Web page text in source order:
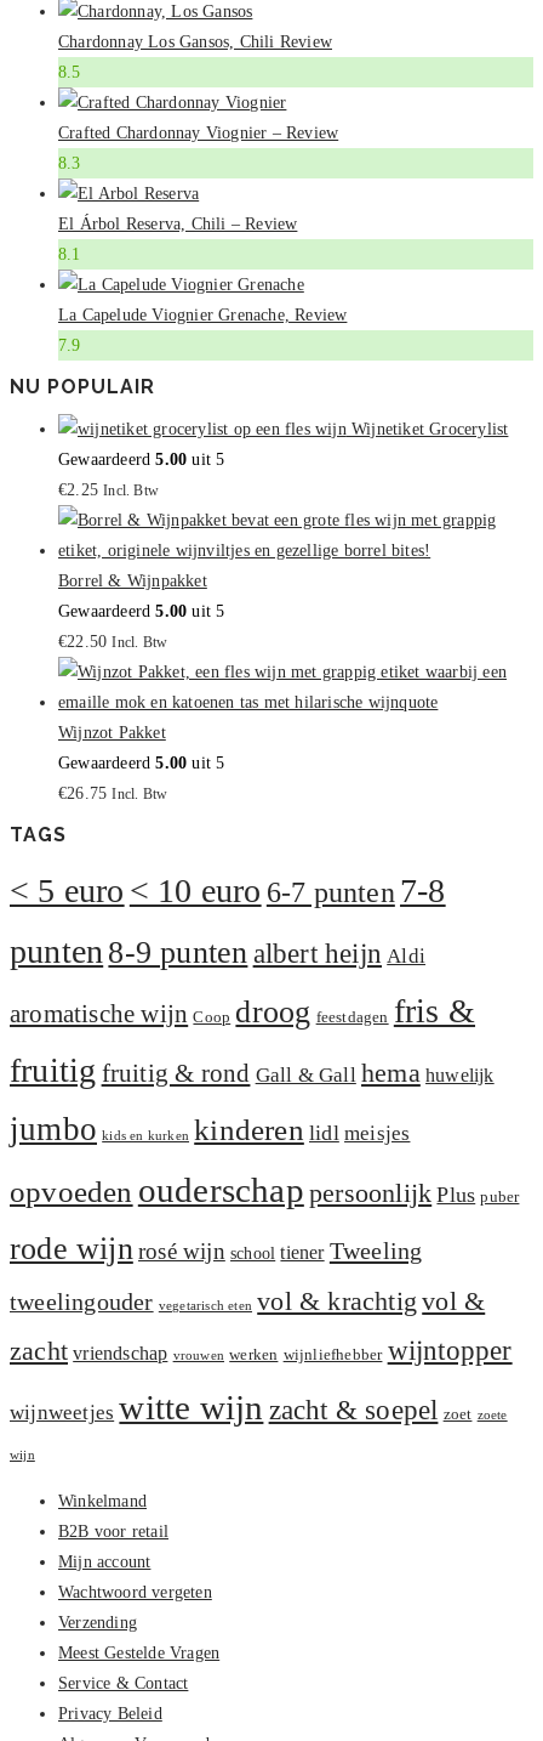
Chardonnay Los Gansos, Chili Review
8.5
Crafted Chardonnay Viognier – Review
8.3
El Árbol Reserva, Chili – Review
8.1
La Capelude Viognier Grenache, Review
7.9
NU POPULAIR
Wijnetiket Grocerylist
Gewaardeerd5.00 uit 5
€2.25 Incl. Btw
Borrel & Wijnpakket
Gewaardeerd5.00 uit 5
€22.50 Incl. Btw
Wijnzot Pakket
Gewaardeerd5.00 uit 5
€26.75 Incl. Btw
TAGS
< 5 euro < 10 euro 6-7 punten7-8
punten8-9 puntenalbert heijn Aldi
aromatische wijn Coop droog feestdagen fris &
fruitig fruitig & rond Gall & Gall hema huwelijk
jumbo kids en kurken kinderen lidl meisjes
opvoeden ouderschap persoonlijk Plus puber
rode wijn rosé wijn school tiener Tweeling
tweelingouder vegetarisch eten vol & krachtig vol &
zacht vriendschap vrouwen werken wijnliefhebber wijntopper
wijnweetjes witte wijn zacht & soepel zoet zoete
wijn
Winkelmand
B2B voor retail
Mijn account
Wachtwoord vergeten
Verzending
Meest Gestelde Vragen
Service & Contact
Privacy Beleid